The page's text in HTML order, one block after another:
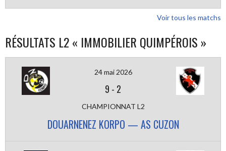
Voir tous les matchs
RÉSULTATS L2 « IMMOBILIER QUIMPÉROIS »
24 mai 2026
9 - 2
CHAMPIONNAT L2
DOUARNENEZ KORPO — AS CUZON